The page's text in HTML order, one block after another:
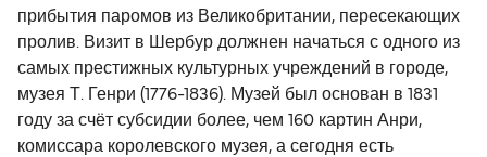
прибытия паромов из Великобритании, пересекающих
пролив. Визит в Шербур должнен начаться с одного из
самых престижных культурных учреждений в городе,
музея Т. Генри (1776-1836). Музей был основан в 1831
году за счёт субсидии более, чем 160 картин Анри,
комиссара королевского музея, а сегодня есть